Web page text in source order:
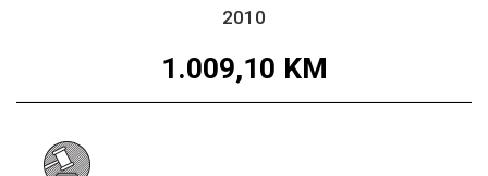
2010
1.009,10 KM